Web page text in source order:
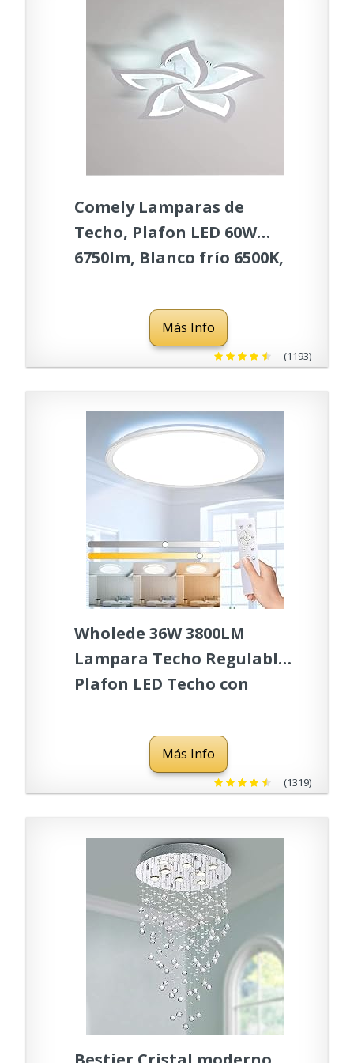
Comely Lamparas de
Techo, Plafon LED 60W
6750lm, Blanco frío 6500K,
Modernas Para
Dormitorio Salon
Comedor (Dia 60cm)
Más Info
(1193)
Wholede 36W 3800LM
Lampara Techo Regulable,
Plafon LED Techo con
Lampara LED Techo
Modernos para
Dormitorio Cocina Salon
Ø38.5CM
Más Info
(1319)